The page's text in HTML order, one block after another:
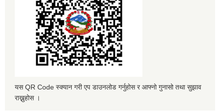
यस QR Code स्क्यान गरी एप डाउनलोड गर्नुहोस र आफ्नो गुनासो तथा सुझाव
राख्नुहोस ।